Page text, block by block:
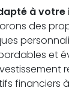
à votre
des
et
financiers